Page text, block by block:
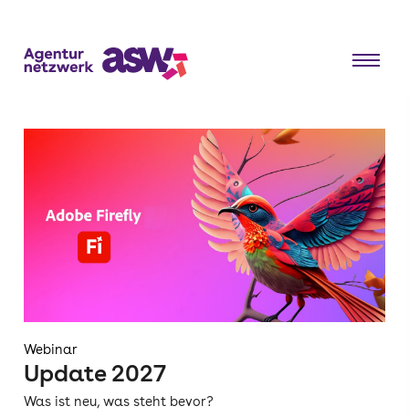
Webinar
Update 2027
Was ist neu, was steht bevor?